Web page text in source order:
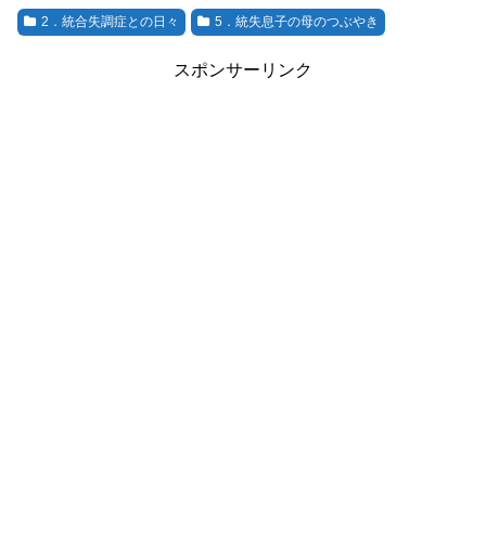
2．統合失調症との日々 5．統失息子の母のつぶやき
スポンサーリンク